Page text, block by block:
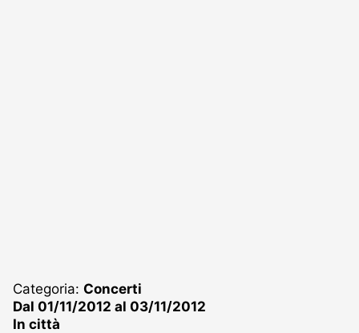
Categoria: Concerti
Dal 01/11/2012 al 03/11/2012
In città